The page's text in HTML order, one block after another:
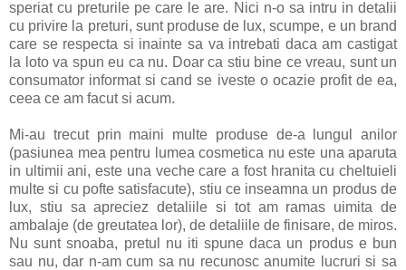
speriat cu preturile pe care le are. Nici n-o sa intru in detalii
cu privire la preturi, sunt produse de lux, scumpe, e un brand
care se respecta si inainte sa va intrebati daca am castigat
la loto va spun eu ca nu. Doar ca stiu bine ce vreau, sunt un
consumator informat si cand se iveste o ocazie profit de ea,
ceea ce am facut si acum.
Mi-au trecut prin maini multe produse de-a lungul anilor
(pasiunea mea pentru lumea cosmetica nu este una aparuta
in ultimii ani, este una veche care a fost hranita cu cheltuieli
multe si cu pofte satisfacute), stiu ce inseamna un produs de
lux, stiu sa apreciez detaliile si tot am ramas uimita de
ambalaje (de greutatea lor), de detaliile de finisare, de miros.
Nu sunt snoaba, pretul nu iti spune daca un produs e bun
sau nu, dar n-am cum sa nu recunosc anumite lucruri si sa